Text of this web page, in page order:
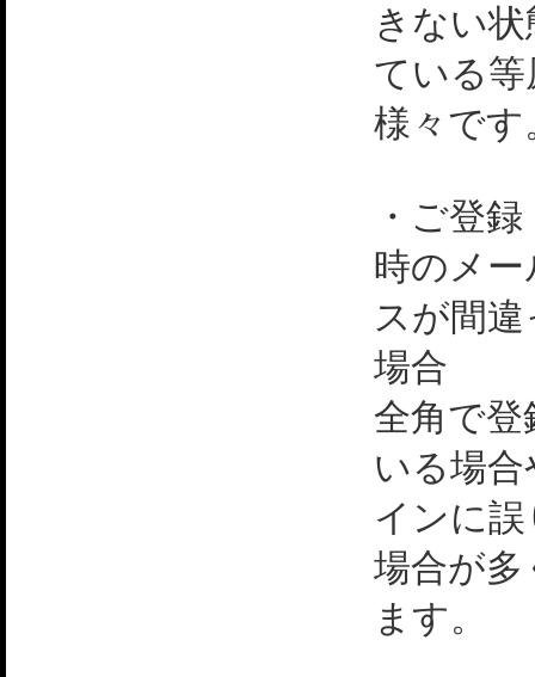
きない
ている
様々です
・ご登
時のメ
スが間
場合
全角で
いる場
インに
場合が
ます。